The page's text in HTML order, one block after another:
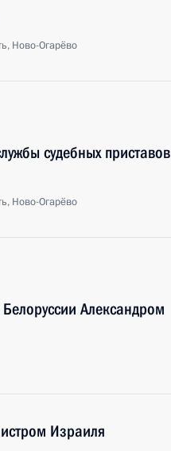
Ново-Огарёво
судебных приставов
Ново-Огарёво
Александром
Израиля